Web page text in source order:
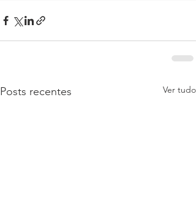
Posts recentes Ver tudo